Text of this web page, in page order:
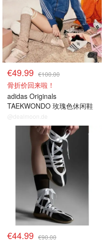
€49.99 €100.00
骨折价回来啦！
adidas Originals
TAEKWONDO 玫瑰色休闲鞋
@dealmoon.de
€44.99 €90.00